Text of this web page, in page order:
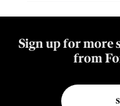
Sign up for more
from